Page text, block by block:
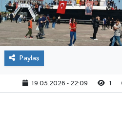
Paylaş
19.05.2026 - 22:09 1